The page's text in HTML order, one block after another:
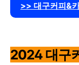
>> 대구커피&
2024 대구